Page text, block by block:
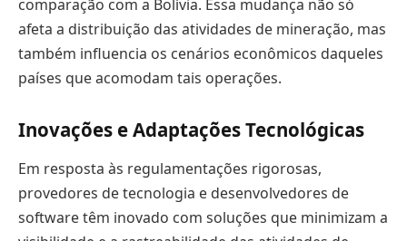
comparação com a Bolívia. Essa mudança não só
afeta a distribuição das atividades de mineração, mas
também influencia os cenários econômicos daqueles
países que acomodam tais operações.
Inovações e Adaptações Tecnológicas
Em resposta às regulamentações rigorosas,
provedores de tecnologia e desenvolvedores de
software têm inovado com soluções que minimizam a